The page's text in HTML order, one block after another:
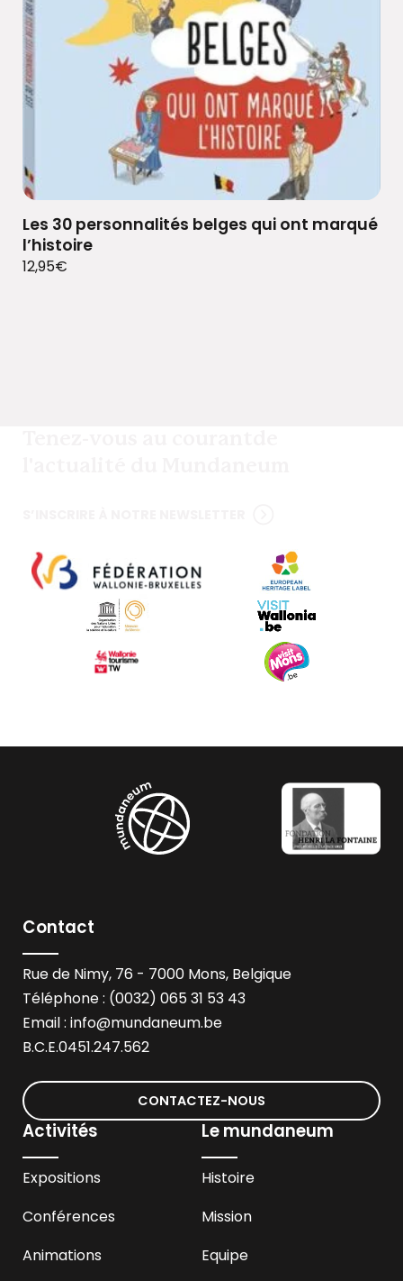
Les 30 personnalités belges qui ont marqué
l’histoire
12,95€
Contact
Rue de Nimy, 76 - 7000 Mons, Belgique
Téléphone : (0032) 065 31 53 43
Email : info@mundaneum.be
B.C.E.0451.247.562
CONTACTEZ-NOUS
Activités
Expositions
Conférences
Animations
Le mundaneum
Histoire
Mission
Equipe